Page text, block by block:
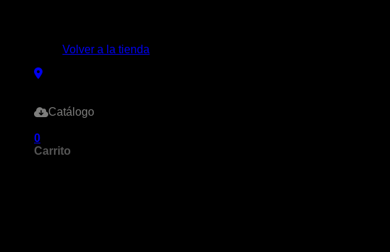
Volver a la tienda
Catálogo
0
Carrito